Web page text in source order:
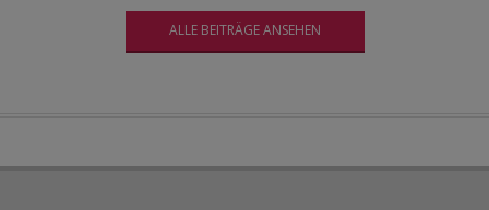
ALLE BEITRÄGE ANSEHEN